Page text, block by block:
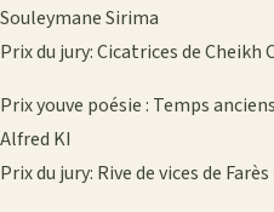
Souleymane Sirima
Prix du jury: Cicatrices de Cheikh
Prix youve poésie : Temps
Alfred KI
Prix du jury: Rive de vices de